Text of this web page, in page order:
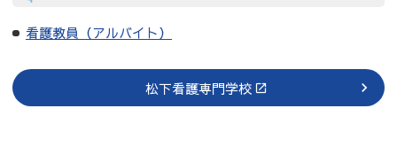
看護教員（アルバイト）
松下看護専門学校